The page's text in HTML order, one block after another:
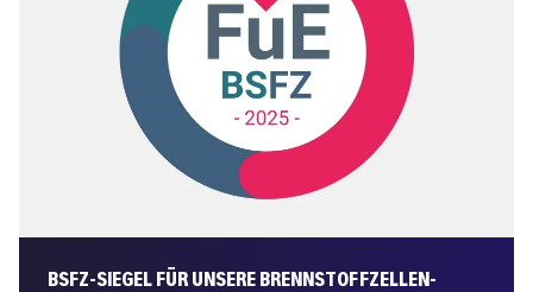
BSFZ-SIEGEL FÜR UNSERE BRENNSTOFFZELLEN-